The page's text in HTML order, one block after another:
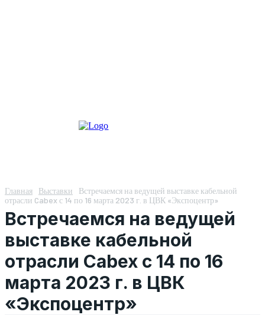
Главная Выставки
Встречаемся на ведущей выставке кабельной
отрасли Cabex с 14 по 16 марта 2023 г. в ЦВК «Экспоцентр»
Встречаемся на ведущей
выставке кабельной
отрасли Cabex с 14 по 16
марта 2023 г. в ЦВК
«Экспоцентр»